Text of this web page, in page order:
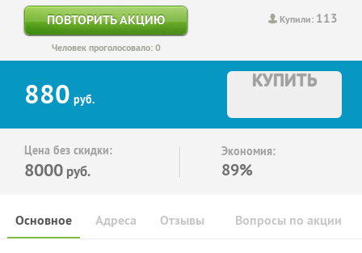
Купили: 113
ПОВТОРИТЬ АКЦИЮ
Человек проголосовало: 0
880 руб.
КУПИТЬ
Цена без скидки:
8000 руб.
Экономия:
89%
Основное Отзывы Вопросы по акции
Адреса